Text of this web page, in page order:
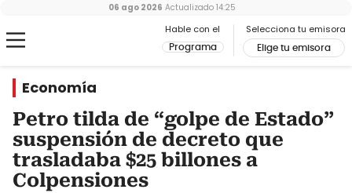
Hable con el
Programa
Selecciona tu emisora
Elige tu emisora
06 ago 2026 Actualizado 14:25
Economía
Petro tilda de “golpe de Estado”
suspensión de decreto que
trasladaba $25 billones a
Colpensiones